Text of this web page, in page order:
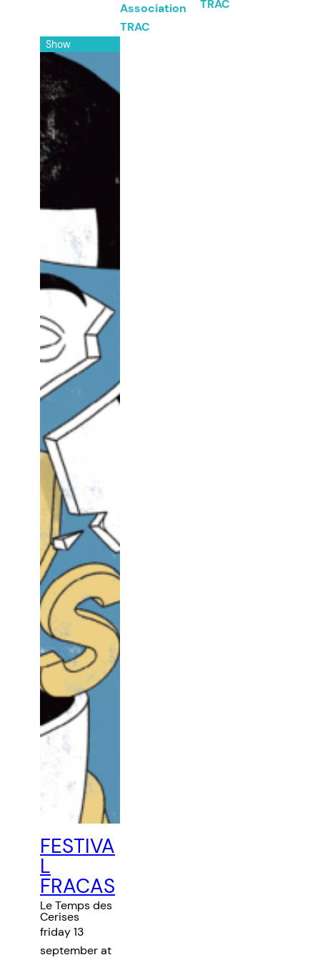
Relais Culturel – Théâtre de
Haguenau
Salle de spectacles Europe
Scènes et Territoires
Scènes Vosges
Théâtre Louis-Jouvet
by date
Next
september
november
february
june
Association
TRAC
TRAC
Show
FESTIVA
L
FRACAS
Le Temps des
Cerises
friday 13
september at